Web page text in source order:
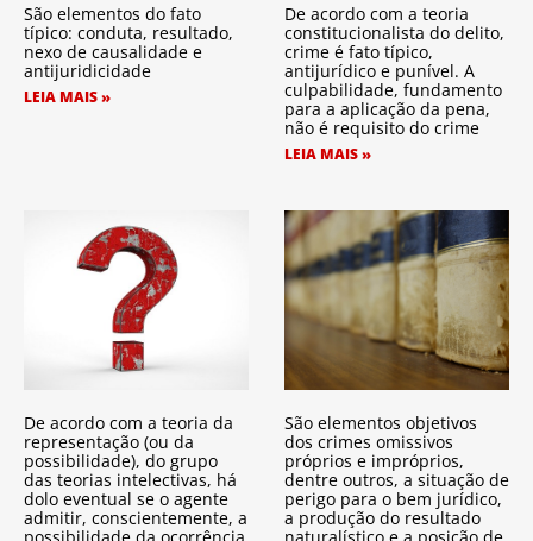
São elementos do fato
típico: conduta, resultado,
nexo de causalidade e
antijuridicidade
LEIA MAIS »
De acordo com a teoria
constitucionalista do delito,
crime é fato típico,
antijurídico e punível. A
culpabilidade, fundamento
para a aplicação da pena,
não é requisito do crime
LEIA MAIS »
De acordo com a teoria da
representação (ou da
possibilidade), do grupo
das teorias intelectivas, há
dolo eventual se o agente
admitir, conscientemente, a
São elementos objetivos
dos crimes omissivos
próprios e impróprios,
dentre outros, a situação de
perigo para o bem jurídico,
a produção do resultado